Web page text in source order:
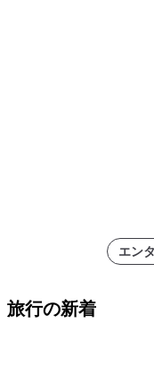
エン
旅行の新着